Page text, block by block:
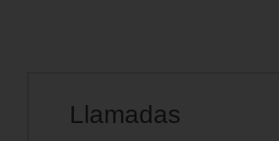
Llamadas